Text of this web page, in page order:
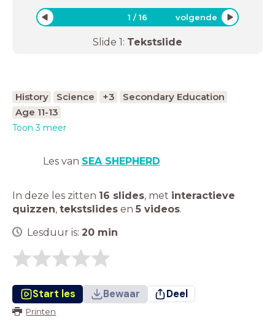
1 /16 volgende
Slide 1: Tekstslide
History Science +3
Secondary Education
Age 11-13
Toon 3 meer
Les van SEA SHEPHERD
In deze les zitten 16 slides, met interactieve
quizzen, tekstslides en 5 videos.
Lesduur is: 20 min
Start les Bewaar Deel
Printen